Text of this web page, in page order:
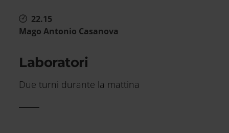
22.15
Mago Antonio Casanova
Laboratori
Due turni durante la mattina